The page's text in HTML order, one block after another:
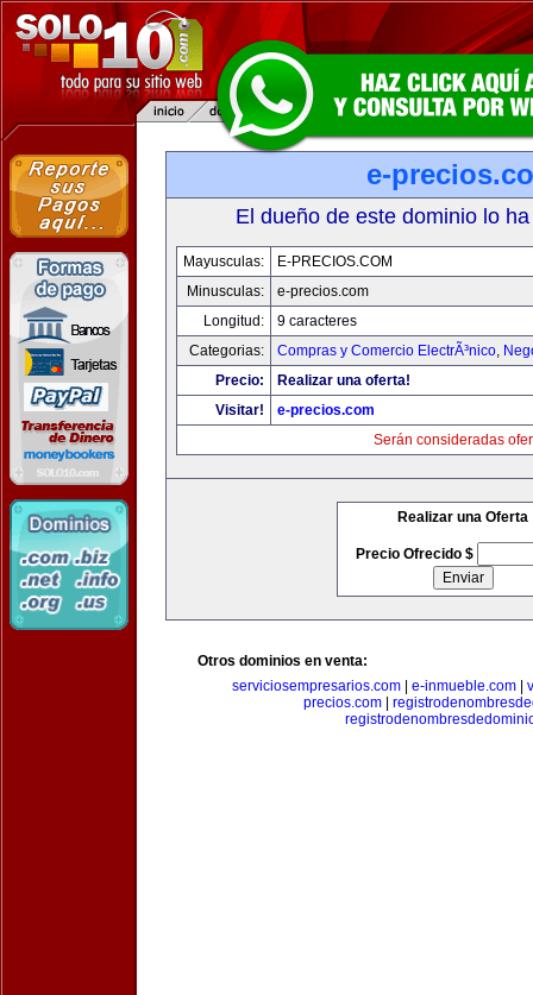
e-
El dueño de este dominio lo
Mayusculas:
E-PRECIOS.COM
Minusculas:
e-precios.com
Longitud:
9 caracteres
Categorias:
Compras y Comercio ElectrÃ³nico,
Precio:
Realizar una oferta!
Visitar!
e-precios.com
Serán consideradas
Realizar una Oferta
Precio Ofrecido $
Otros dominios en venta:
serviciosempresarios.com| e-inmueble.com|
precios.com